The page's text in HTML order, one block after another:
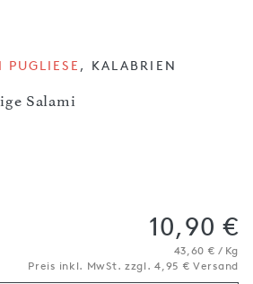
Salami
, KALABRIEN
10,90 €
43,60 € / Kg
Preis inkl. MwSt. zzgl. 4,95 € Versand